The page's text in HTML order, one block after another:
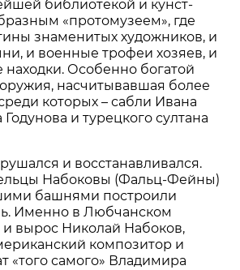
библиотекой и кунст-
«протомузеем», где
знаменитых художников, и
и военные трофеи хозяев, и
находки. Особенно богатой
насчитывавшая более
которых – сабли Ивана
Годунова и турецкого султана
и восстанавливался.
Набоковы (Фальц-Фейны)
башнями построили
Именно в Любчанском
вырос Николай Набоков,
композитор и
«того самого» Владимира